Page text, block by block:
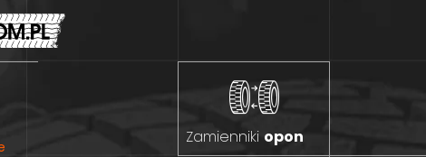
Zamienniki opon